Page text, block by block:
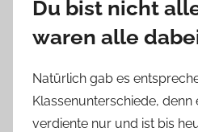
Du bist nicht
waren alle
Natürlich gab es
Klassenunterschiede, denn
verdiente nur und ist bis